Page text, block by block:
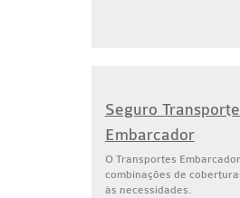
Seguro
Embarcador
O Transportes
combinações de
às necessidades.